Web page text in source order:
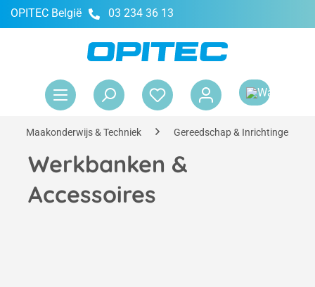
OPITEC België 03 234 36 13
Maakonderwijs & Techniek Gereedschap & Inrichtingen
Werkbanken &
Accessoires